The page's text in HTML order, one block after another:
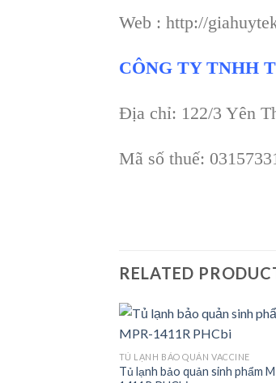
Web : http://
CÔNG TY TNHH
Địa chỉ: 122/3 Yên
Mã số thuế:
RELATED
TỦ LẠNH BẢO QUẢN VACCINE
Tủ lạnh bảo quản sinh phẩm